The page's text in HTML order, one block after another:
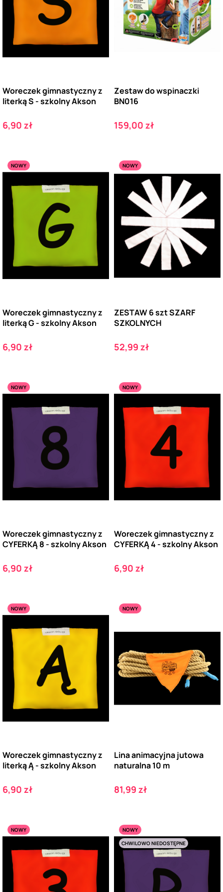
Woreczek gimnastyczny z
literką S - szkolny Akson
Cena
6,90 zł
Zestaw do wspinaczki
BN016
Cena
159,00 zł
NOWY
Woreczek gimnastyczny z
literką G - szkolny Akson
Cena
6,90 zł
NOWY
ZESTAW 6 szt SZARF
SZKOLNYCH
Cena
52,99 zł
NOWY
Woreczek gimnastyczny z
CYFERKĄ 8 - szkolny Akson
Cena
6,90 zł
NOWY
Woreczek gimnastyczny z
CYFERKĄ 4 - szkolny Akson
Cena
6,90 zł
NOWY
Woreczek gimnastyczny z
literką Ą - szkolny Akson
Cena
6,90 zł
NOWY
Lina animacyjna jutowa
naturalna 10 m
Cena
81,99 zł
NOWY
NOWY
CHWILOWO NIEDOSTĘPNE